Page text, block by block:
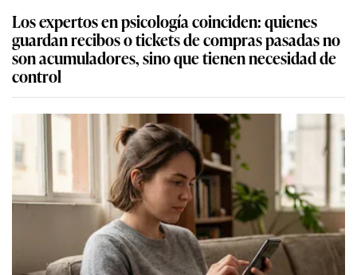
Los expertos en psicología coinciden: quienes
guardan recibos o tickets de compras pasadas no
son acumuladores, sino que tienen necesidad de
control